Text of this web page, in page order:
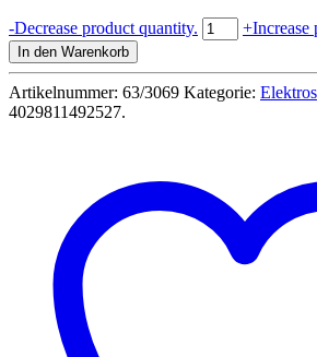
-Decrease product quantity. Flipper
Flipperautomat
Pinball-
Spiel
17
cm
Menge
+Increase
In den Warenkorb
Artikelnummer: 63/3069 Kategorie:
4029811492527.